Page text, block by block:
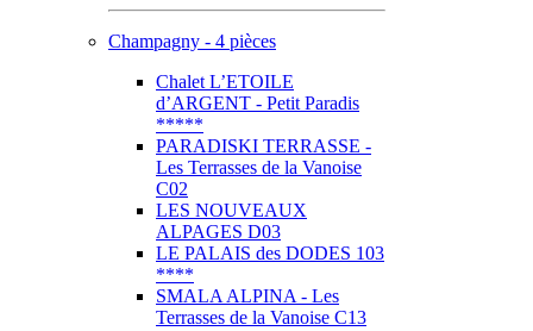
Champagny - 4 pièces
Chalet L’ETOILE
d’ARGENT - Petit Paradis
*****
PARADISKI TERRASSE -
Les Terrasses de la Vanoise
C02
LES NOUVEAUX
ALPAGES D03
LE PALAIS des DODES 103
****
SMALA ALPINA - Les
Terrasses de la Vanoise C13